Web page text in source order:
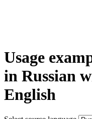
Usage
in Russian
English